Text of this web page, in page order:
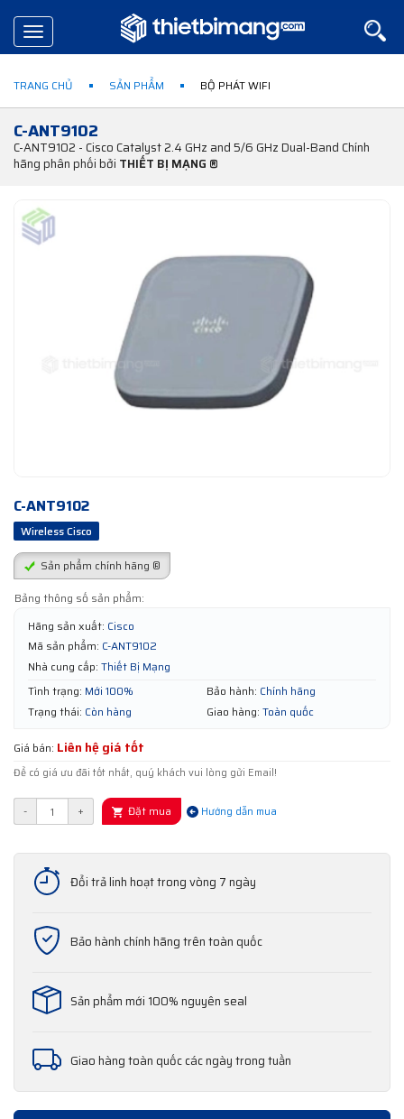
Toggle
navigation
TRANG CHỦ SẢN PHẨM BỘ PHÁT WIFI
C-ANT9102
C-ANT9102 - Cisco Catalyst 2.4 GHz and 5/6 GHz Dual-Band Chính
hãng phân phối bởi THIẾT BỊ MẠNG ®
C-ANT9102
Wireless Cisco
Sản phẩm chính hãng ®
Bảng thông số sản phẩm:
Hãng sản xuất: Cisco
Mã sản phẩm: C-ANT9102
Nhà cung cấp: Thiết Bị Mạng
Tình trạng: Mới 100% Bảo hành: Chính hãng
Trạng thái: Còn hàng Giao hàng: Toàn quốc
Giá bán: Liên hệ giá tốt
Để có giá ưu đãi tốt nhất, quý khách vui lòng gửi Email!
- + Đặt mua Hướng dẫn mua
Đổi trả linh hoạt trong vòng 7 ngày
Bảo hành chính hãng trên toàn quốc
Sản phẩm mới 100% nguyên seal
Giao hàng toàn quốc các ngày trong tuần